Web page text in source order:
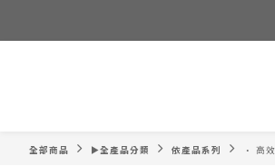
全部商品 ►全產品分類 依產品系列 • 高